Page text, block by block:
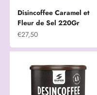
Disincoffee Caramel et
Fleur de Sel 220Gr
Prix de vente
€27,50